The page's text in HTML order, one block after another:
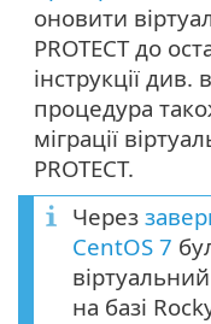
оновити
PROTECT до
інструкції
процедура
міграції
PROTECT.
Через
CentOS 7
віртуальний
на базі